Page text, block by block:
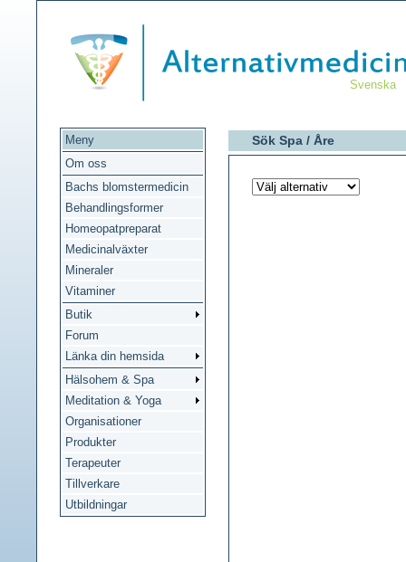
Svenska
Meny
Om oss
Bachs blomstermedicin
Behandlingsformer
Homeopatpreparat
Medicinalväxter
Mineraler
Vitaminer
Butik
Forum
Länka din hemsida
Hälsohem & Spa
Meditation & Yoga
Organisationer
Produkter
Terapeuter
Tillverkare
Utbildningar
Sök Spa / Åre